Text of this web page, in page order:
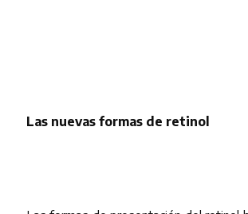
Las nuevas formas de retinol